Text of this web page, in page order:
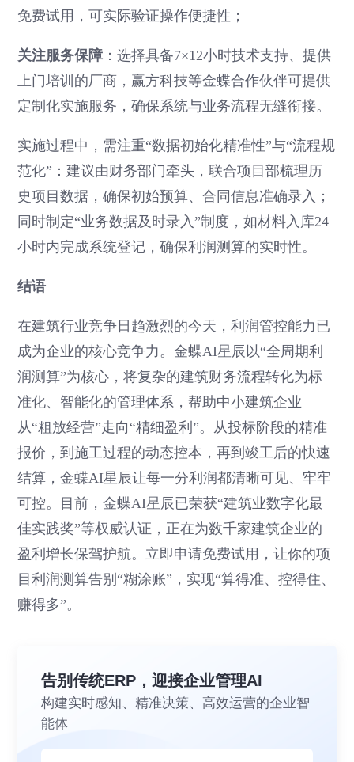
免费试用，可实际验证操作便捷性；
关注服务保障 ：选择具备7×12小时技术支持、提供
上门培训的厂商，赢方科技等金蝶合作伙伴可提供
定制化实施服务，确保系统与业务流程无缝衔接。
实施过程中，需注重“数据初始化精准性”与“流程规
范化”：建议由财务部门牵头，联合项目部梳理历
史项目数据，确保初始预算、合同信息准确录入；
同时制定“业务数据及时录入”制度，如材料入库24
小时内完成系统登记，确保利润测算的实时性。
结语
在建筑行业竞争日趋激烈的今天，利润管控能力已
成为企业的核心竞争力。金蝶AI星辰以“全周期利
润测算”为核心，将复杂的建筑财务流程转化为标
准化、智能化的管理体系，帮助中小建筑企业
从“粗放经营”走向“精细盈利”。从投标阶段的精准
报价，到施工过程的动态控本，再到竣工后的快速
结算，金蝶AI星辰让每一分利润都清晰可见、牢牢
可控。目前，金蝶AI星辰已荣获“建筑业数字化最
佳实践奖”等权威认证，正在为数千家建筑企业的
盈利增长保驾护航。立即申请免费试用，让你的项
目利润测算告别“糊涂账”，实现“算得准、控得住、
赚得多”。
告别传统ERP，迎接企业管理AI
构建实时感知、精准决策、高效运营的企业智
能体